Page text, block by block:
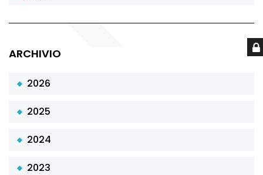
ARCHIVIO
2026
2025
2024
2023